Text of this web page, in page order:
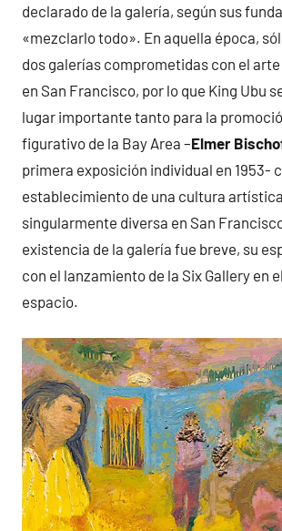
declarado de la galería, según sus
«mezclarlo todo». En aquella época,
dos galerías comprometidas con el
en San Francisco, por lo que King Ubu
lugar importante tanto para la
figurativo de la Bay Area –Elmer
primera exposición individual en 1953-
establecimiento de una cultura
singularmente diversa en San
existencia de la galería fue breve, su
con el lanzamiento de la Six Gallery en
espacio.